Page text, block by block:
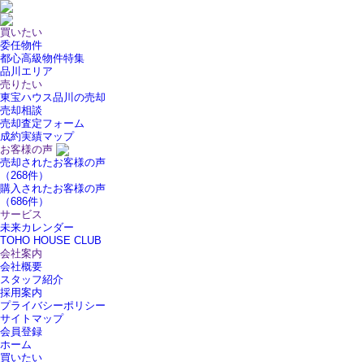
買いたい
委任物件
都心高級物件特集
品川エリア
売りたい
東宝ハウス品川の売却
売却相談
売却査定フォーム
成約実績マップ
お客様の声
売却されたお客様の声
（268件）
購入されたお客様の声
（686件）
サービス
未来カレンダー
TOHO HOUSE CLUB
会社案内
会社概要
スタッフ紹介
採用案内
プライバシーポリシー
サイトマップ
会員登録
ホーム
買いたい